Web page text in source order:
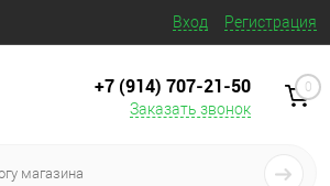
Вход Регистрация
+7 (914) 707‒21‒50
Заказать звонок
0